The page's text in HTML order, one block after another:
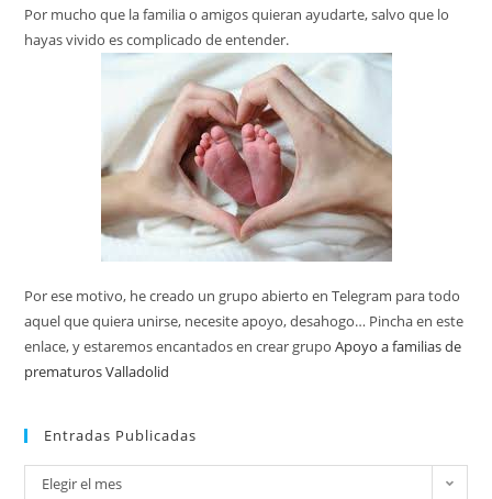
Por mucho que la familia o amigos quieran ayudarte, salvo que lo
hayas vivido es complicado de entender.
Por ese motivo, he creado un grupo abierto en Telegram para todo
aquel que quiera unirse, necesite apoyo, desahogo… Pincha en este
enlace, y estaremos encantados en crear grupoApoyo a familias de
prematuros Valladolid
Entradas Publicadas
Elegir el mes